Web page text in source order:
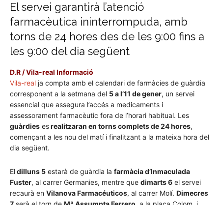
El servei garantirà l’atenció
farmacèutica ininterrompuda, amb
torns de 24 hores des de les 9:00 fins a
les 9:00 del dia següent
D.R / Vila-real Informació
Vila-real ja compta amb el calendari de farmàcies de guàrdia
corresponent a la setmana del 5 a l’11 de gener, un servei
essencial que assegura l’accés a medicaments i
assessorament farmacèutic fora de l’horari habitual. Les
guàrdies esrealitzaran en torns complets de 24 hores,
començant a les nou del matí i finalitzant a la mateixa hora del
dia següent.
Eldilluns 5 estarà de guàrdia la farmàcia d’Inmaculada
Fuster, al carrer Germanies, mentre que dimarts 6 el servei
recaurà en Vilanova Farmacéuticos, al carrer Molí. Dimecres